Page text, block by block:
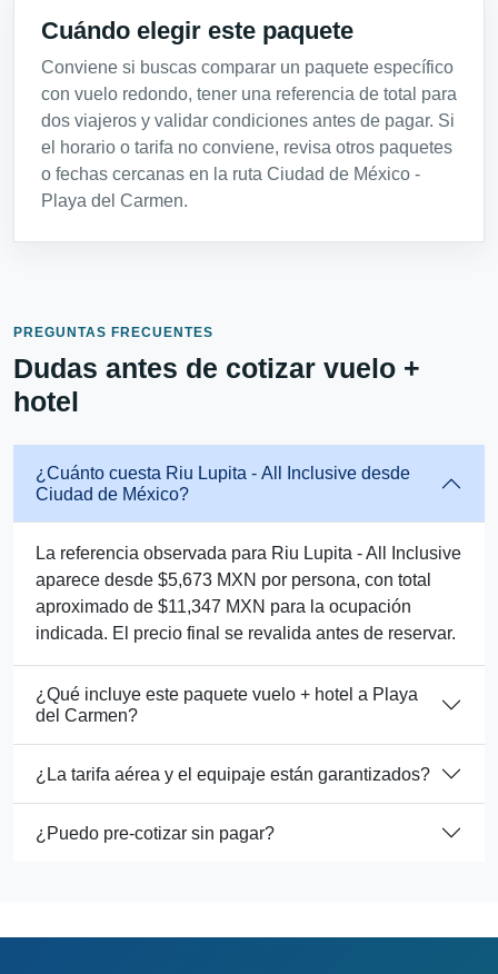
Cuándo elegir este paquete
Conviene si buscas comparar un paquete específico
con vuelo redondo, tener una referencia de total para
dos viajeros y validar condiciones antes de pagar. Si
el horario o tarifa no conviene, revisa otros paquetes
o fechas cercanas en la ruta Ciudad de México -
Playa del Carmen.
PREGUNTAS FRECUENTES
Dudas antes de cotizar vuelo +
hotel
¿Cuánto cuesta Riu Lupita - All Inclusive desde
Ciudad de México?
La referencia observada para Riu Lupita - All Inclusive
aparece desde $5,673 MXN por persona, con total
aproximado de $11,347 MXN para la ocupación
indicada. El precio final se revalida antes de reservar.
¿Qué incluye este paquete vuelo + hotel a Playa
del Carmen?
¿La tarifa aérea y el equipaje están garantizados?
¿Puedo pre-cotizar sin pagar?